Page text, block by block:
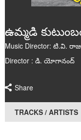
ఉమ్మడి
Music Director: టి.వి.
Director : డి. యోగానంద్
Share
TRACKS / ARTISTS